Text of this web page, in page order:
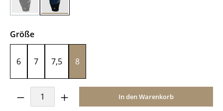
Black
(Diese Option ist zurzeit nicht verfügbar.)
Navy Blue
Größeauswählen
6 7 7,5 8
Produkt Anzahl: Gib den gewünschten
In den Warenkorb